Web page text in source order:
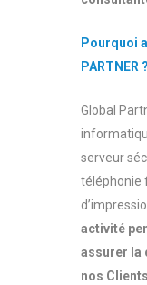
Pourquoi
PARTNER ?
Global
serveur
téléphonie
activité
assurer la
nos